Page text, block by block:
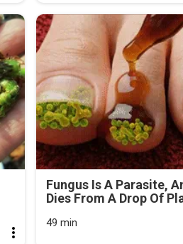
Fungus Is A Parasite,
Dies From A Drop Of
49 min